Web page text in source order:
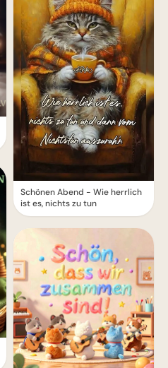
Schönen Abend - Wie herrlich
ist es, nichts zu tun